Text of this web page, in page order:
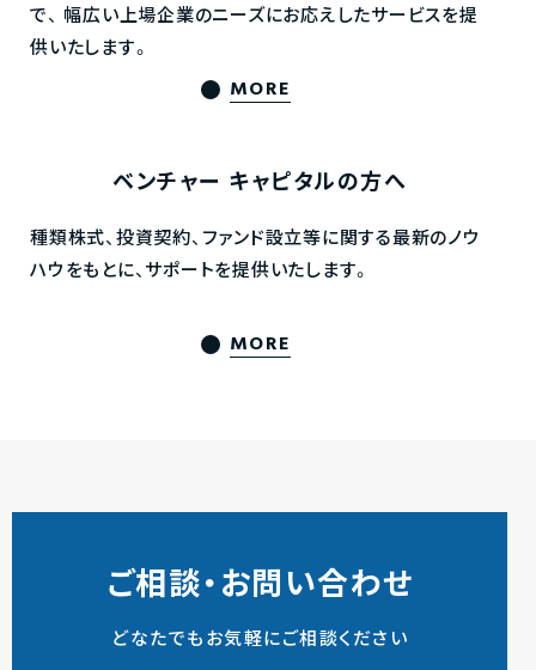
で、 幅広い上場企業のニーズにお応えしたサービスを提
供いたします。
MORE
ベンチャー キャピタルの方へ
種類株式、投資契約、ファンド設立等に関する最新のノウ
ハウをもとに、サポートを提供いたします。
MORE
ご相談・お問い合わせ
どなたでもお気軽にご相談ください